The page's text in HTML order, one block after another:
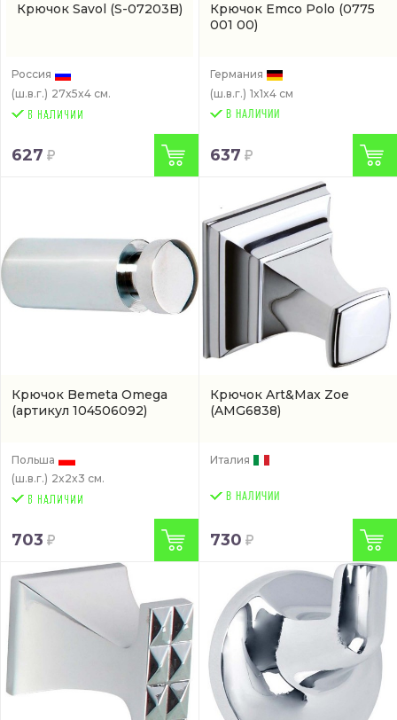
Крючок Savol (S-07203B)
Россия
(ш.в.г.) 27x5x4 см.
627
Крючок Emco Polo (0775
001 00)
Германия
(ш.в.г.) 1x1x4 см
В НАЛИЧИИ
637
Крючок Bemeta Omega
(артикул 104506092)
Польша
(ш.в.г.) 2x2x3 см.
703
Крючок Art&Max Zoe
(AMG6838)
Италия
В НАЛИЧИИ
730